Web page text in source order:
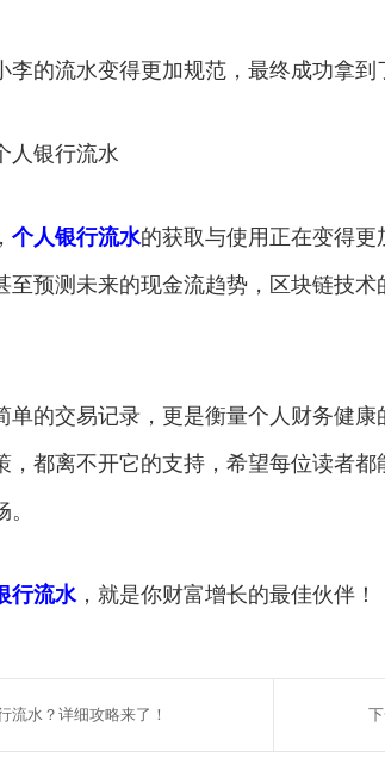
的流水变得更加规范，最终成功拿到
人银行流水
个人银行流水的获取与使用正在变得
至预测未来的现金流趋势，区块链技
单的交易记录，更是衡量个人财务健
，都离不开它的支持，希望每位读者
行流水，就是你财富增长的最佳伙伴！
流水？详细攻略来了！